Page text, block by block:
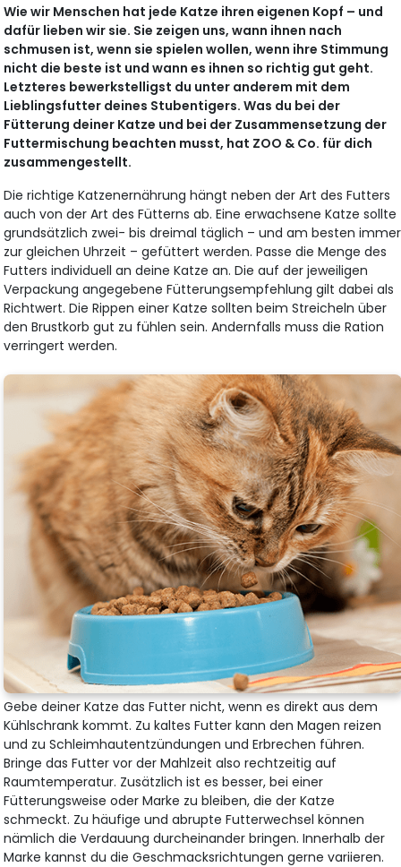
Wie wir Menschen hat jede Katze ihren eigenen Kopf – und
dafür lieben wir sie. Sie zeigen uns, wann ihnen nach
schmusen ist, wenn sie spielen wollen, wenn ihre Stimmung
nicht die beste ist und wann es ihnen so richtig gut geht.
Letzteres bewerkstelligst du unter anderem mit dem
Lieblingsfutter deines Stubentigers. Was du bei der
Fütterung deiner Katze und bei der Zusammensetzung der
Futtermischung beachten musst, hat ZOO & Co. für dich
zusammengestellt.
Die richtige Katzenernährung hängt neben der Art des Futters
auch von der Art des Fütterns ab. Eine erwachsene Katze sollte
grundsätzlich zwei- bis dreimal täglich – und am besten immer
zur gleichen Uhrzeit – gefüttert werden. Passe die Menge des
Futters individuell an deine Katze an. Die auf der jeweiligen
Verpackung angegebene Fütterungsempfehlung gilt dabei als
Richtwert. Die Rippen einer Katze sollten beim Streicheln über
den Brustkorb gut zu fühlen sein. Andernfalls muss die Ration
verringert werden.
Gebe deiner Katze das Futter nicht, wenn es direkt aus dem
Kühlschrank kommt. Zu kaltes Futter kann den Magen reizen
und zu Schleimhautentzündungen und Erbrechen führen.
Bringe das Futter vor der Mahlzeit also rechtzeitig auf
Raumtemperatur. Zusätzlich ist es besser, bei einer
Fütterungsweise oder Marke zu bleiben, die der Katze
schmeckt. Zu häufige und abrupte Futterwechsel können
nämlich die Verdauung durcheinander bringen. Innerhalb der
Marke kannst du die Geschmacksrichtungen gerne variieren.